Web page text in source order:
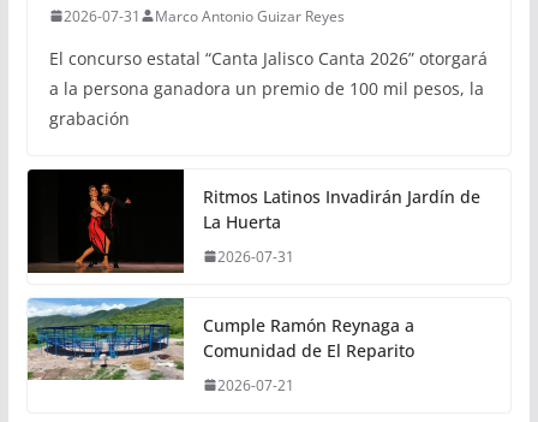
2026-07-31 Marco Antonio Guizar Reyes
El concurso estatal “Canta Jalisco Canta 2026” otorgará
a la persona ganadora un premio de 100 mil pesos, la
grabación
Ritmos Latinos Invadirán Jardín de
La Huerta
2026-07-31
Cumple Ramón Reynaga a
Comunidad de El Reparito
2026-07-21